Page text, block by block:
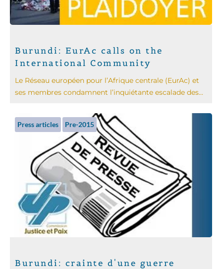
Burundi: EurAc calls on the
International Community
Le Réseau européen pour l’Afrique centrale (EurAc) et
ses membres condamnent l’inquiétante escalade des...
Press articles Pre-2015
Burundi: crainte d'une guerre